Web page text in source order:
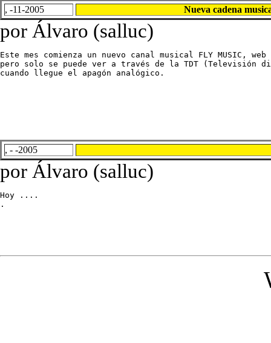
, -11-2005 Nueva cadena
por Álvaro (salluc)
Este mes comienza un nuevo canal musical FLY MUSIC, web
pero solo se puede ver a través de la TDT
cuando llegue el apagón analógico.
, - -2005
por Álvaro (salluc)
Hoy ....
.